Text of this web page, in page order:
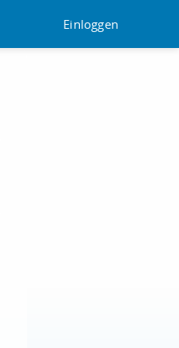
Einloggen